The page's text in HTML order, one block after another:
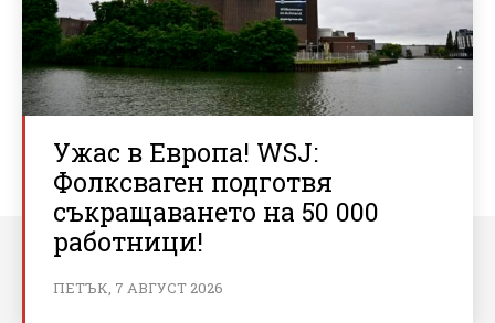
Ужас в Европа! WSJ:
Фолксваген подготвя
съкращаването на 50 000
работници!
ПЕТЪК, 7 АВГУСТ 2026